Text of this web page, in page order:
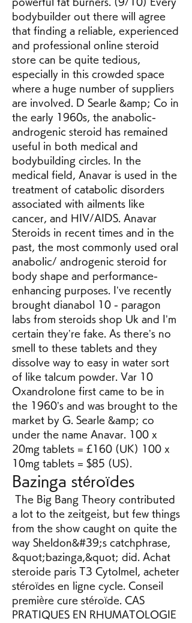
bodybuilder out there will agree
that finding a reliable, experienced
and professional online steroid
store can be quite tedious,
especially in this crowded space
where a huge number of suppliers
are involved. D Searle &amp; Co in
the early 1960s, the anabolic-
androgenic steroid has remained
useful in both medical and
bodybuilding circles. In the
medical field, Anavar is used in the
treatment of catabolic disorders
associated with ailments like
cancer, and HIV/AIDS. Anavar
Steroids in recent times and in the
past, the most commonly used oral
anabolic/ androgenic steroid for
body shape and performance-
enhancing purposes. I’ve recently
brought dianabol 10 - paragon
labs from steroids shop Uk and I’m
certain they’re fake. As there’s no
smell to these tablets and they
dissolve way to easy in water sort
of like talcum powder. Var 10
Oxandrolone first came to be in
the 1960’s and was brought to the
market by G. Searle &amp; co
under the name Anavar. 100 x
20mg tablets = £160 (UK) 100 x
10mg tablets = $85 (US).
Bazinga stéroïdes
a lot to the zeitgeist, but few things
from the show caught on quite the
way Sheldon&#39;s catchphrase,
&quot;bazinga,&quot; did. Achat
steroide paris T3 Cytolmel, acheter
stéroïdes en ligne cycle. Conseil
première cure stéroïde. CAS
PRATIQUES EN RHUMATOLOGIE